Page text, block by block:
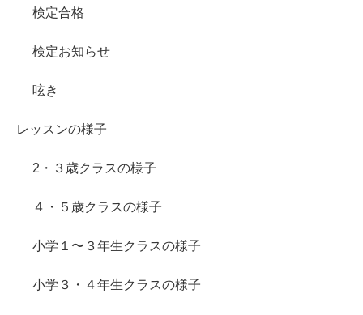
検定合格
検定お知らせ
呟き
レッスンの様子
2・３歳クラスの様子
４・５歳クラスの様子
小学１〜３年生クラスの様子
小学３・４年生クラスの様子